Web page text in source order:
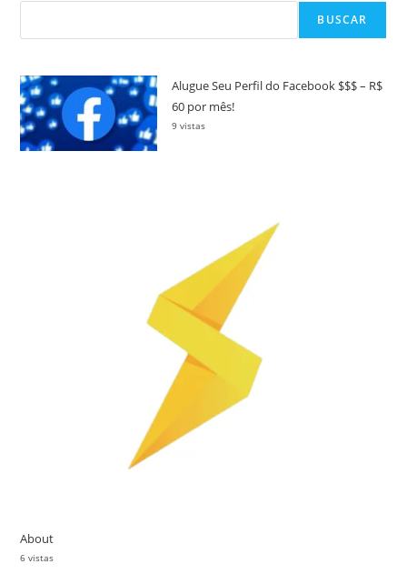
BUSCAR
Alugue Seu Perfil do Facebook $$$ – R$
60 por mês!
9 vistas
About
6 vistas